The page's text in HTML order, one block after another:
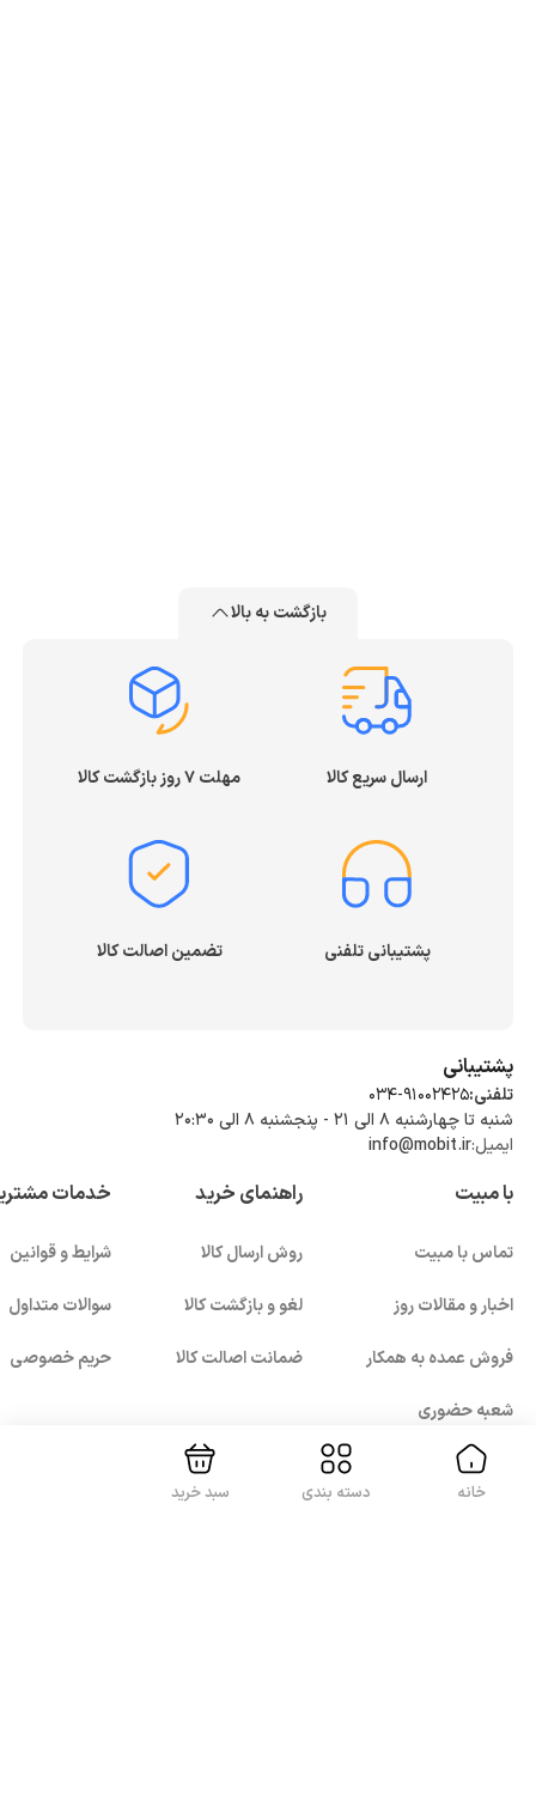
بازگشت به بالا
ارسال سریع کالا مهلت ۷ روز بازگشت کالا
پشتیبانی تلفنی تضمین اصالت کالا
پشتیبانی
تلفنی:034-91002425
شنبه تا چهارشنبه ۸ الی ۲۱ - پنجشنبه 8 الی ۲۰:۳۰
ایمیل:info@mobit.ir
با مبیت
تماس با مبیت
اخبار و مقالات روز
فروش عمده به همکار
شعبه حضوری
راهنمای خرید
روش ارسال کالا
لغو و بازگشت کالا
ضمانت اصالت کالا
خدمات
شرایط و قوانین
سوالات متداول
حریم خصوصی
خانه دسته بندی سبد خرید
بستن!